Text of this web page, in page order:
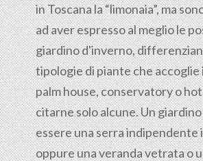
in Toscana la “limonaia”, ma
ad aver espresso al meglio le
giardino d'inverno,
tipologie di piante che accoglie
palm house, conservatory o
citarne solo alcune. Un
essere una serra
oppure una veranda vetrata o